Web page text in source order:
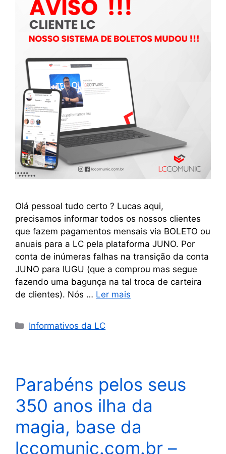
Olá pessoal tudo certo ? Lucas aqui,
precisamos informar todos os nossos clientes
que fazem pagamentos mensais via BOLETO ou
anuais para a LC pela plataforma JUNO. Por
conta de inúmeras falhas na transição da conta
JUNO para IUGU (que a comprou mas segue
fazendo uma bagunça na tal troca de carteira
de clientes). Nós … Ler mais
Informativos da LC
Parabéns pelos seus
350 anos ilha da
magia, base da
lccomunic.com.br –